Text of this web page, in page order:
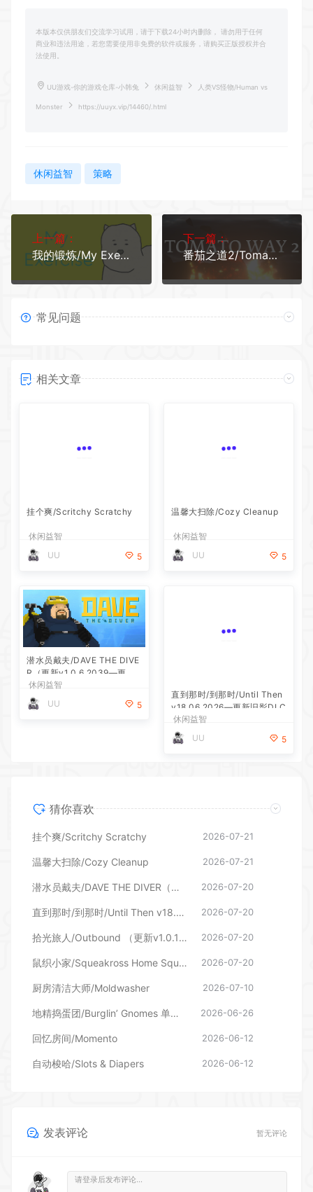
本版本仅供朋友们交流学习试用，请于下载24小时内删除， 请勿用于任何
商业和违法用途，若您需要使用非免费的软件或服务，请购买正版授权并合
法使用。
UU游戏-你的游戏仓库-小韩兔 休闲益智 人类VS怪物/Human vs
Monster https://uuyx.vip/14460/.html
休闲益智 策略
上一篇：
我的锻炼/My Exercise（v5500081）
下一篇：
番茄之道2/Tomato Way 2
常见问题
相关文章
挂个爽/Scritchy Scratchy
休闲益智
UU
5
温馨大扫除/Cozy Cleanup
休闲益智
UU
5
潜水员戴夫/DAVE THE DIVE
R（更新v1.0.6.2039—更新D
LC）
休闲益智
UU
5
直到那时/到那时/Until Then
v18.06.2026—更新旧影DLC
休闲益智
UU
5
猜你喜欢
挂个爽/Scritchy Scratchy 2026-07-21
温馨大扫除/Cozy Cleanup 2026-07-21
潜水员戴夫/DAVE THE DIVER（更新v1.0.6.2039—更新DLC） 2026-07-20
直到那时/到那时/Until Then v18.06.2026—更新旧影DLC 2026-07-20
拾光旅人/Outbound （更新v1.0.16 单机/网络联机） 2026-07-20
鼠织小家/Squeakross Home Squeak Home （更新v1.8b） 2026-07-20
厨房清洁大师/Moldwasher 2026-07-10
地精捣蛋团/Burglin’ Gnomes 单机/网络联机 2026-06-26
回忆房间/Momento 2026-06-12
自动梭哈/Slots & Diapers 2026-06-12
发表评论 暂无评论